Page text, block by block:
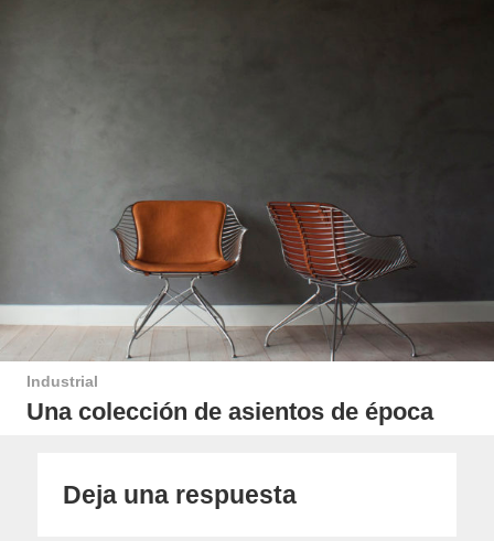
Industrial
Una colección de asientos de época
Deja una respuesta